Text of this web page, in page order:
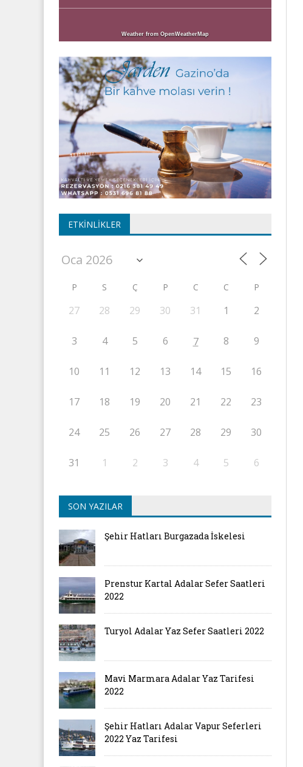
Weather from OpenWeatherMap
ETKINLIKLER
P S Ç P C C P
27 28 29 30 31 1 2
3 4 5 6 7 8 9
10 11 12 13 14 15 16
17 18 19 20 21 22 23
24 25 26 27 28 29 30
31 1 2 3 4 5 6
SON YAZILAR
Şehir Hatları Burgazada İskelesi
Prenstur Kartal Adalar Sefer Saatleri
2022
Turyol Adalar Yaz Sefer Saatleri 2022
Mavi Marmara Adalar Yaz Tarifesi
2022
Şehir Hatları Adalar Vapur Seferleri
2022 Yaz Tarifesi